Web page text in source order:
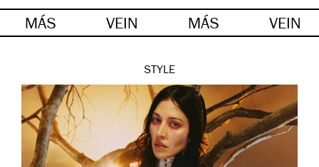
MÁS VEIN MÁS VEIN
STYLE